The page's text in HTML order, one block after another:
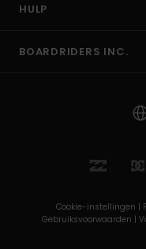
HULP
BOARDRIDERS INC.
Cookie-instellingen |
Gebruiksvoorwaarden |